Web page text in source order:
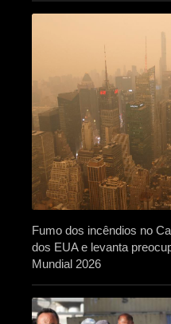
Fumo dos incêndios no
dos EUA e levanta
Mundial 2026